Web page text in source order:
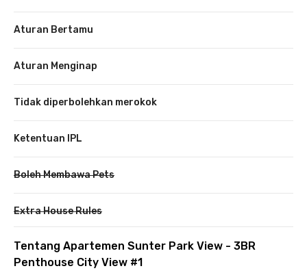
Aturan Bertamu
Aturan Menginap
Tidak diperbolehkan merokok
Ketentuan IPL
Boleh Membawa Pets
Extra House Rules
Tentang Apartemen Sunter Park View - 3BR
Penthouse City View #1